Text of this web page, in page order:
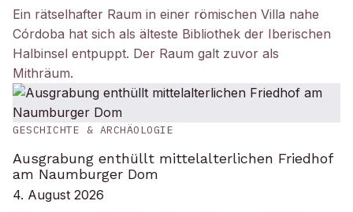
Ein rätselhafter Raum in einer römischen Villa nahe
Córdoba hat sich als älteste Bibliothek der Iberischen
Halbinsel entpuppt. Der Raum galt zuvor als
Mithräum.
GESCHICHTE & ARCHÄOLOGIE
Ausgrabung enthüllt mittelalterlichen Friedhof
am Naumburger Dom
4. August 2026